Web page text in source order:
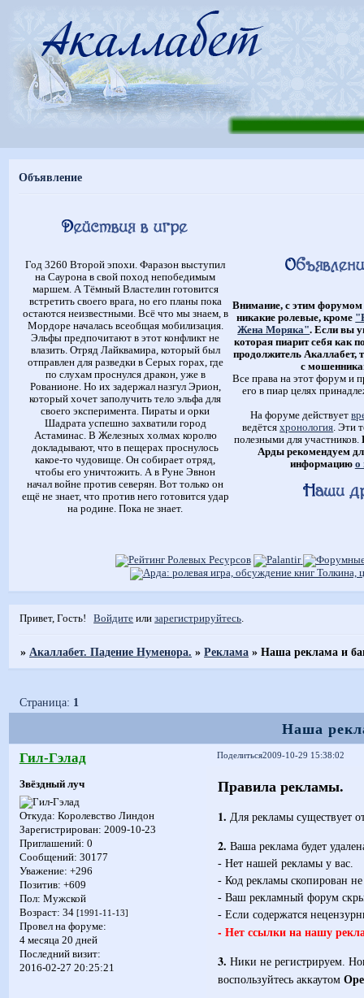
Объявление
Год 3260 Второй эпохи. Фаразон выступил
на Саурона в свой поход непобедимым
маршем. А Тёмный Властелин готовится
встретить своего врага, но его планы пока
остаются неизвестными. Всё что мы знаем, в
Мордоре началась всеобщая мобилизация.
Эльфы предпочитают в этот конфликт не
влазить. Отряд Лайквамира, который был
отправлен для разведки в Серых горах, где
по слухам проснулся дракон, уже в
Рованионе. Но их задержал назгул Эрион,
который хочет заполучить тело эльфа для
своего эксперимента. Пираты и орки
Шадрата успешно захватили город
Астаминас. В Железных холмах королю
докладывают, что в пещерах проснулось
какое-то чудовище. Он собирает отряд,
чтобы его уничтожить. А в Руне Эвнон
начал войне против северян. Вот только он
ещё не знает, что против него готовится удар
на родине. Пока не знает.
Внимание, с этим форумом
никакие ролевые, кроме
Жена Моряка". Если вы
которая пиарит себя как
продолжитель Акаллабет,
с
Все права на этот форум и
его в пиар целях
На форуме действует
ведётсяхронология. Эти
полезными для участников.
Арды рекомендуем
информацию о
Привет, Гость! Войдите илизарегистрируйтесь.
» Акаллабет. Падение Нуменора. »Реклама »Наша реклама и
Наша
Страница: 1
Поделиться2009-10-29 15:38:02
Гил-Гэлад
Звёздный луч
Откуда: Королевство Линдон
Зарегистрирован: 2009-10-23
Приглашений: 0
Сообщений: 30177
Уважение: +296
Позитив: +609
Пол: Мужской
Возраст: 34 [1991-11-13]
Провел на форуме:
4 месяца 20 дней
Последний визит:
2016-02-27 20:25:21
Правила рекламы.
1. Для рекламы существует
2. Ваша реклама будет
- Нет нашей рекламы у вас.
- Код рекламы скопирован
- Ваш рекламный форум
- Если содержатся
- Нет ссылки на нашу
3. Ники не регистрируем.
воспользуйтесь аккаутом